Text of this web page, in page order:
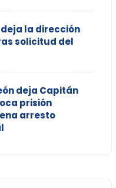
la dirección
solicitud del
deja Capitán
prisión
arresto